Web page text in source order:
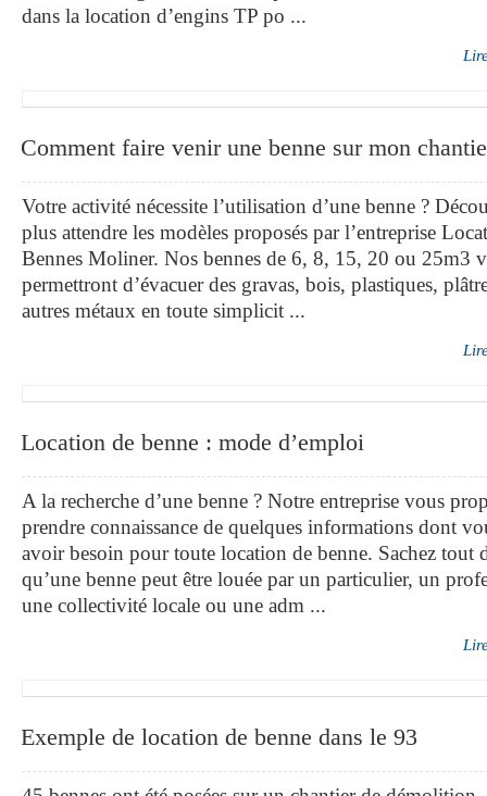
dans la location d’engins TP po ...
Comment faire venir une benne sur mon
Votre activité nécessite l’utilisation d’une benne ?
plus attendre les modèles proposés par l’entreprise
Bennes Moliner. Nos bennes de 6, 8, 15, 20 ou 25m3
permettront d’évacuer des gravas, bois, plastiques,
autres métaux en toute simplicit ...
Location de benne : mode d’emploi
A la recherche d’une benne ? Notre entreprise vous
prendre connaissance de quelques informations dont
avoir besoin pour toute location de benne. Sachez tout
qu’une benne peut être louée par un particulier, un
une collectivité locale ou une adm ...
Exemple de location de benne dans le 93